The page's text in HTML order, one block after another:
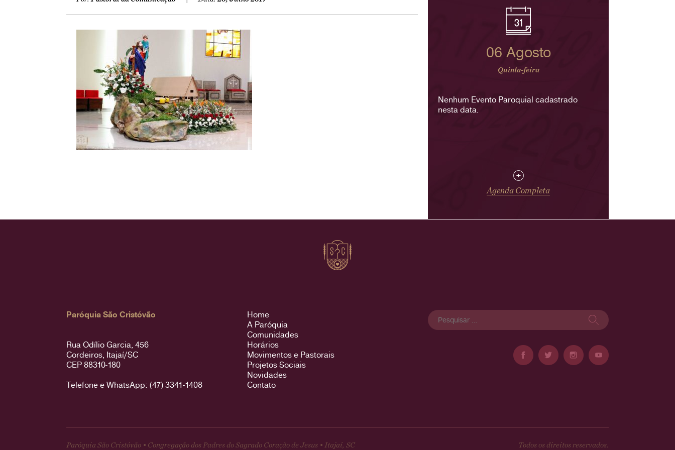
06 Agosto
Quinta-feira
Nenhum Evento Paroquial cadastrado
nesta data.
+
Agenda Completa
Paróquia São Cristóvão
Rua Odílio Garcia, 456
Cordeiros, Itajaí/SC
CEP 88310-180
Telefone e WhatsApp: (47) 3341-1408
Home
A Paróquia
Comunidades
Horários
Movimentos e Pastorais
Projetos Sociais
Novidades
Contato
Pesquisar
por:
Paróquia São Cristóvão • Congregação dos Padres do Sagrado Coração de Jesus • Itajaí, SC Todos os direitos reservados.